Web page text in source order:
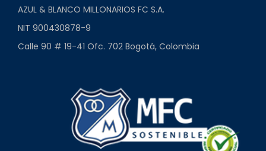
AZUL & BLANCO MILLONARIOS FC S.A.
NIT 900430878-9
Calle 90 # 19-41 Ofc. 702 Bogotá, Colombia